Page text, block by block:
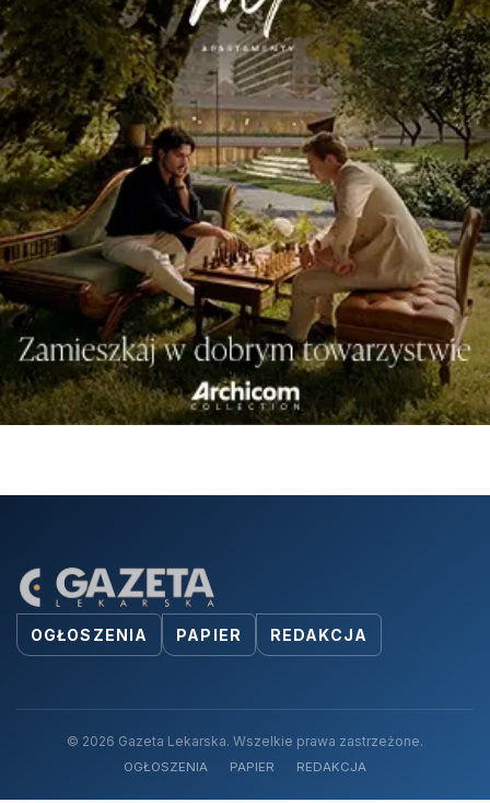
OGŁOSZENIA PAPIER REDAKCJA
© 2026 Gazeta Lekarska. Wszelkie prawa zastrzeżone.
OGŁOSZENIA PAPIER REDAKCJA